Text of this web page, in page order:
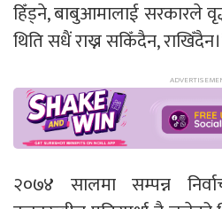
हिँड्ने, बाबुआमालाई सरकारले
थिति सधैं राख्न सकिँदैन,
२०७४ सालमा सम्पन्न